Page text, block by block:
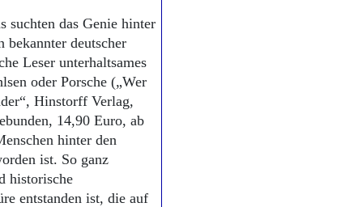
suchten das Genie hinter
deutscher
Leser unterhaltsames
oder Porsche („Wer
Hinstorff Verlag,
14,90 Euro, ab
hinter den
ist. So ganz
historische
entstanden ist, die auf